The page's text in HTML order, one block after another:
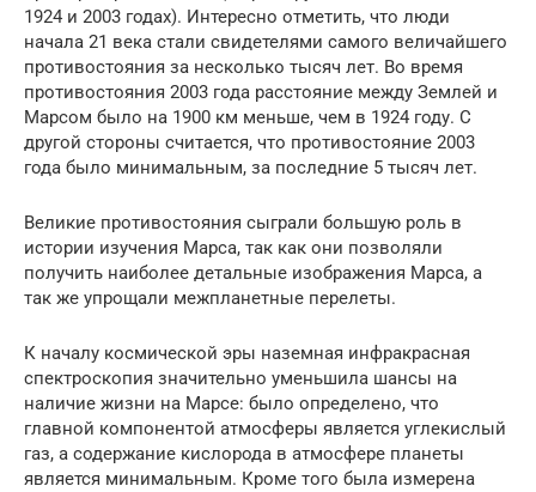
1924 и 2003 годах). Интересно отметить, что люди
начала 21 века стали свидетелями самого величайшего
противостояния за несколько тысяч лет. Во время
противостояния 2003 года расстояние между Землей и
Марсом было на 1900 км меньше, чем в 1924 году. С
другой стороны считается, что противостояние 2003
года было минимальным, за последние 5 тысяч лет.
Великие противостояния сыграли большую роль в
истории изучения Марса, так как они позволяли
получить наиболее детальные изображения Марса, а
так же упрощали межпланетные перелеты.
К началу космической эры наземная инфракрасная
спектроскопия значительно уменьшила шансы на
наличие жизни на Марсе: было определено, что
главной компонентой атмосферы является углекислый
газ, а содержание кислорода в атмосфере планеты
является минимальным. Кроме того была измерена